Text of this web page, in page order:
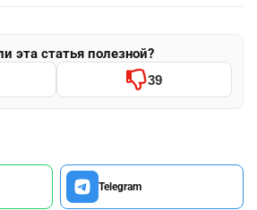
эта статья полезной?
39
Telegram